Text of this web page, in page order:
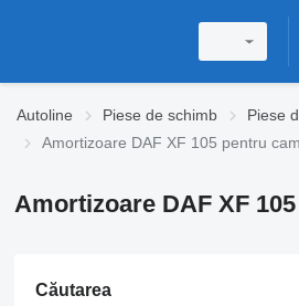
Autoline Piese de schimb Piese
Amortizoare DAF XF 105 pentru
Amortizoare DAF XF
Căutarea